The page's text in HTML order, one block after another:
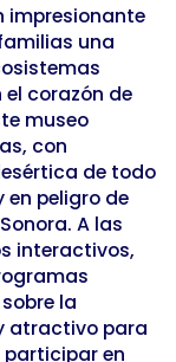
impresionante
una
corazón de
museo
con
de todo
en peligro de
A las
interactivos,
la
atractivo para
participar en